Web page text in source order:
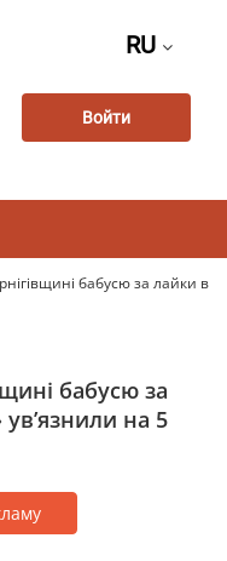
RU
Войти
бабусю за лайки в
бабусю за
на 5